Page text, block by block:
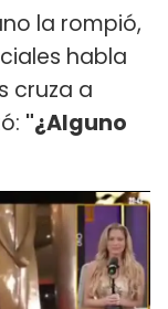
la rompió,
habla
cruza a
"¿Alguno